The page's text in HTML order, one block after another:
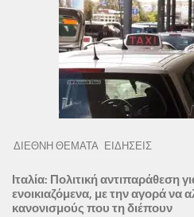
ΔΙΕΘΝΗ ΘΕΜΑΤΑ ΕΙΔΗΣΕΙΣ
Ιταλία: Πολιτική αντιπαράθεση
ενοικιαζόμενα, με την αγορά να
κανονισμούς που τη διέπουν